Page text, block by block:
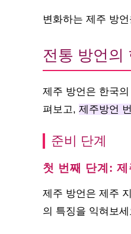
변화하는 제주 방
전통 방언의
제주 방언은 한국
펴보고, 제주방언
준비 단계
첫 번째 단계: 제
제주 방언은 제주
의 특징을 익혀보세